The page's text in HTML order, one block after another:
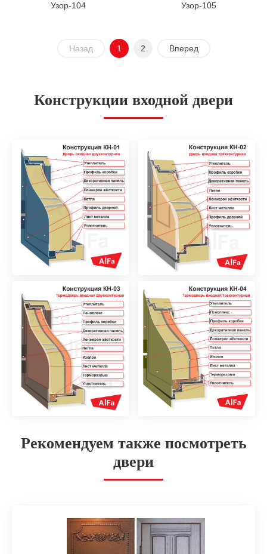
Узор-104 Узор-105
Назад 1 2 Вперед
Конструкции входной двери
Рекомендуем также посмотреть
двери